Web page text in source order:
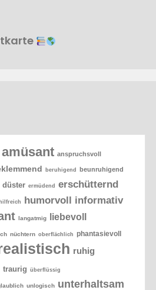
amüsant anspruchsvoll
beruhigend beunruhigend
düster ermüdend erschütternd
hilfreich humorvoll informativ
langatmig liebevoll
nüchtern oberflächlich phantasievoll
ruhig
traurig überflüssig
unlogisch unterhaltsam